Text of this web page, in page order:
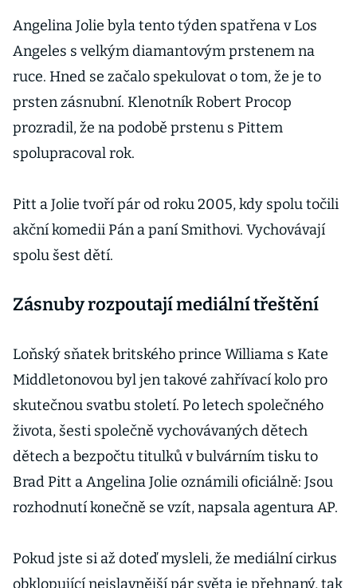
Angelina Jolie byla tento týden spatřena v Los
Angeles s velkým diamantovým prstenem na
ruce. Hned se začalo spekulovat o tom, že je to
prsten zásnubní. Klenotník Robert Procop
prozradil, že na podobě prstenu s Pittem
spolupracoval rok.
Pitt a Jolie tvoří pár od roku 2005, kdy spolu točili
akční komedii Pán a paní Smithovi. Vychovávají
spolu šest dětí.
Zásnuby rozpoutají mediální třeštění
Loňský sňatek britského prince Williama s Kate
Middletonovou byl jen takové zahřívací kolo pro
skutečnou svatbu století. Po letech společného
života, šesti společně vychovávaných dětech
dětech a bezpočtu titulků v bulvárním tisku to
Brad Pitt a Angelina Jolie oznámili oficiálně: Jsou
rozhodnutí konečně se vzít, napsala agentura AP.
Pokud jste si až doteď mysleli, že mediální cirkus
obklopující nejslavnější pár světa je přehnaný, tak